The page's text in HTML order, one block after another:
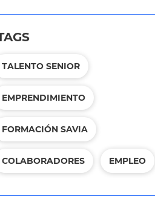
TALENTO SENIOR
EMPRENDIMIENTO
FORMACIÓN SAVIA
COLABORADORES EMPLEO